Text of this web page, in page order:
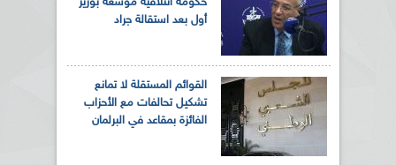
أول بعد استقالة جراد
القوائم المستقلة لا تمانع
تشكيل تحالفات مع الأحزاب
الفائزة بمقاعد في البرلمان